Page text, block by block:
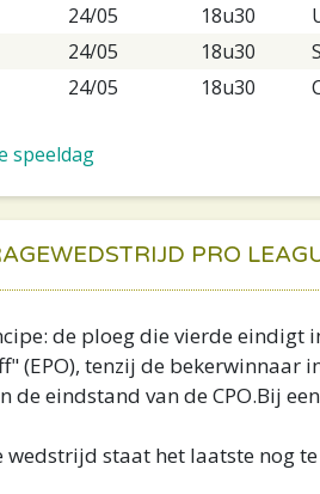
24/05 18u30
24/05 18u30
24/05 18u30
speeldag
PRO
de ploeg die vierde eindigt
(EPO), tenzij de bekerwinnaar
de eindstand van de CPO.Bij
wedstrijd staat het laatste nog